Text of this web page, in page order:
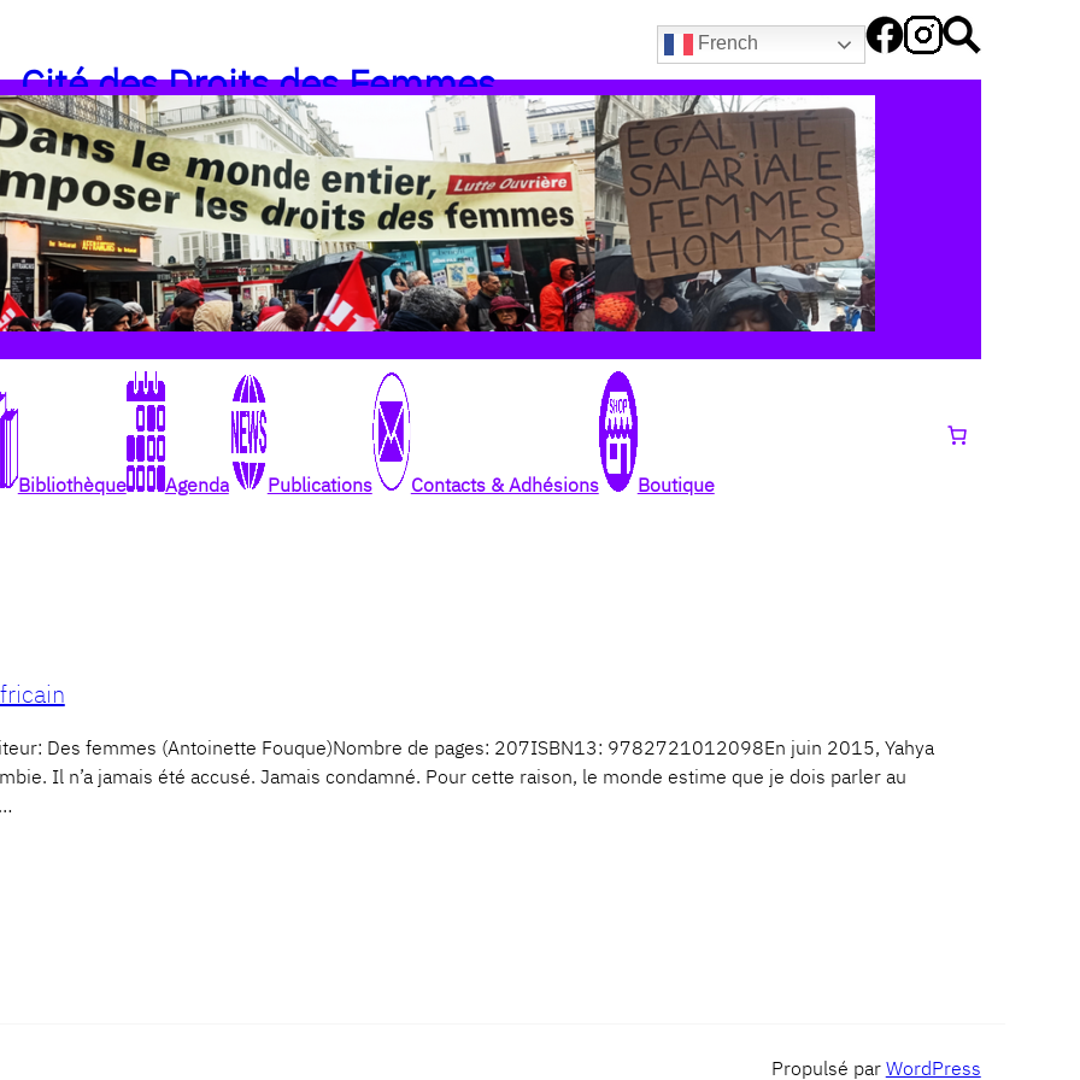
French
Cité des Droits des Femmes
Bibliothèque Agenda Publications Contacts & Adhésions Boutique
Des femmes (Antoinette Fouque)Nombre de pages: 207ISBN13: 9782721012098En juin 2015, Yahya
Il n’a jamais été accusé. Jamais condamné. Pour cette raison, le monde estime que je dois parler au
Propulsé par WordPress